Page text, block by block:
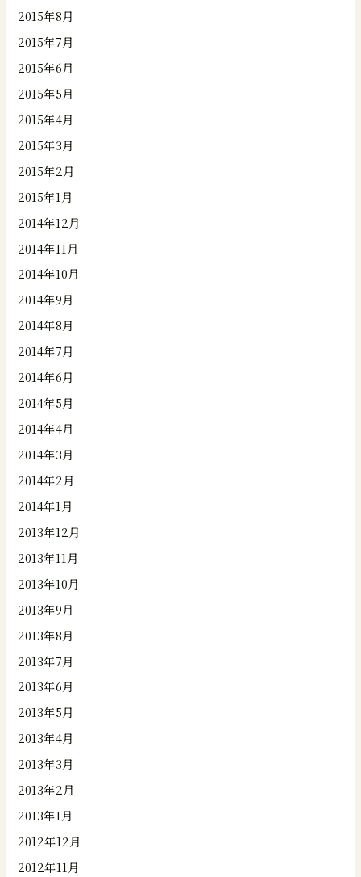
2015年8月
2015年7月
2015年6月
2015年5月
2015年4月
2015年3月
2015年2月
2015年1月
2014年12月
2014年11月
2014年10月
2014年9月
2014年8月
2014年7月
2014年6月
2014年5月
2014年4月
2014年3月
2014年2月
2014年1月
2013年12月
2013年11月
2013年10月
2013年9月
2013年8月
2013年7月
2013年6月
2013年5月
2013年4月
2013年3月
2013年2月
2013年1月
2012年12月
2012年11月